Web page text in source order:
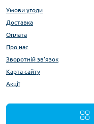
Умови угоди
Доставка
Оплата
Про нас
Зворотній зв'язок
Карта сайту
Акції